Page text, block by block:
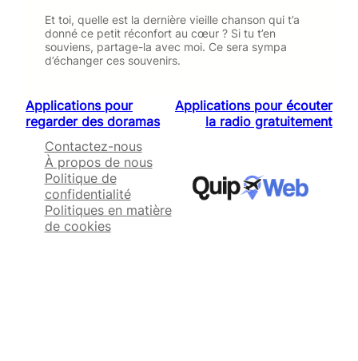
Et toi, quelle est la dernière vieille chanson qui t’a
donné ce petit réconfort au cœur ? Si tu t’en
souviens, partage-la avec moi. Ce sera sympa
d’échanger ces souvenirs.
Applications pour
regarder des doramas
Applications pour écouter
la radio gratuitement
Contactez-nous
À propos de nous
Politique de
confidentialité
Politiques en matière
de cookies